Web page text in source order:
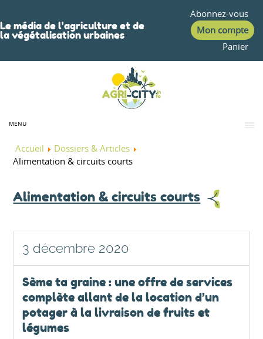
Le média de l'agriculture et de
la végétalisation urbaines
Abonnez-vous
Mon compte
Panier
MENU
Accueil
Dossiers & Articles
Alimentation & circuits courts
Alimentation & circuits courts
3 décembre 2020
Sème ta graine : une offre de services
complète allant de la location d’un
potager à la livraison de fruits et
légumes